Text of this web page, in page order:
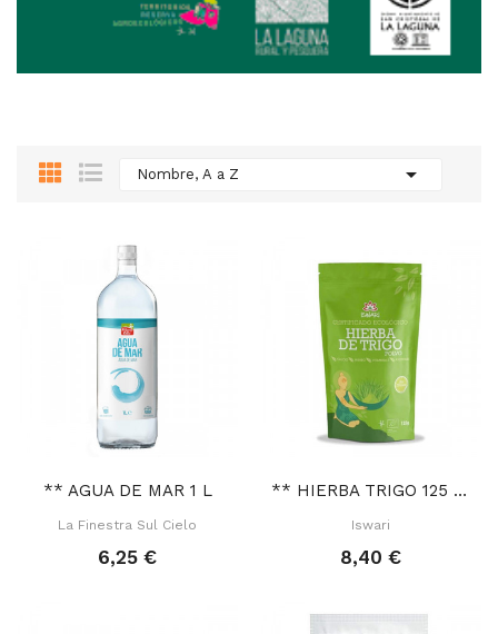
Nombre, A a Z 
** AGUA DE MAR 1 L
La Finestra Sul Cielo
6,25 €
** HIERBA TRIGO 125 GR
Iswari
8,40 €